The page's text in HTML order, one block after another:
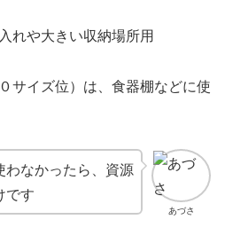
れや大きい収納場所用
サイズ位）は、食器棚などに使
あづさ
わなかったら、資源
です